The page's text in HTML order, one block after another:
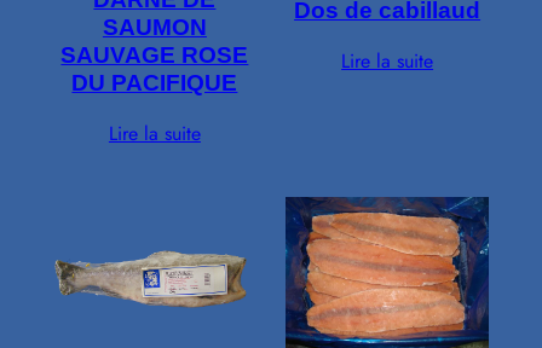
SAUMON
SAUVAGE ROSE
DU PACIFIQUE
Lire la suite
Dos de cabillaud
Lire la suite